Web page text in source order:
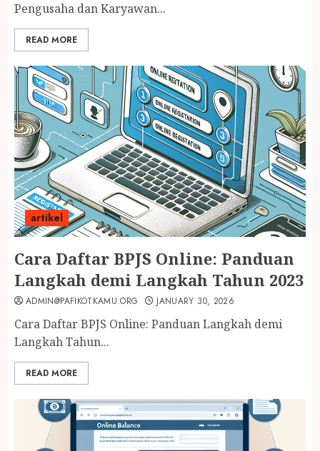
Pengusaha dan Karyawan...
READ MORE
artikel
Cara Daftar BPJS Online: Panduan
Langkah demi Langkah Tahun 2023
ADMIN@PAFIKOTKAMU.ORG JANUARY 30, 2026
Cara Daftar BPJS Online: Panduan Langkah demi
Langkah Tahun...
READ MORE